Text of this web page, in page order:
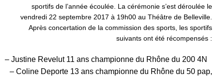
sportifs de l’année écoulée. La cérémonie s’est déroulée le
vendredi 22 septembre 2017 à 19h00 au Théâtre de Belleville.
Après concertation de la commission des sports, les sportifs
suivants ont été récompensés :
– Justine Revelut 11 ans championne du Rhône du 200 4N
– Coline Deporte 13 ans championne du Rhône du 50 pap,